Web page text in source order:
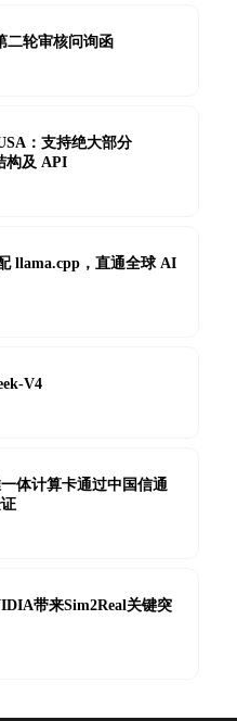
二轮审核问询函
：支持绝大部分
构及 API
llama.cpp，直通全球 AI
V4
体计算卡通过中国信通
带来Sim2Real关键突